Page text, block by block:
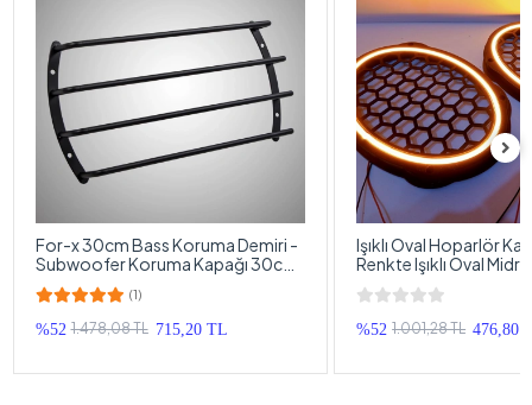
For-x 30cm Bass Koruma Demiri -
Subwoofer Koruma Kapağı 30cm
- 1 Adet
(1)
%52 1.478,08 TL 715,20 TL
Işıklı Oval Hoparlör
Renkte Işıklı Oval
1 Takım
%52 1.001,28 TL 476,80